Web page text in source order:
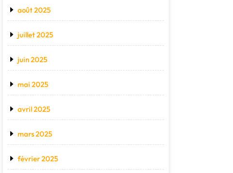
août 2025
juillet 2025
juin 2025
mai 2025
avril 2025
mars 2025
février 2025